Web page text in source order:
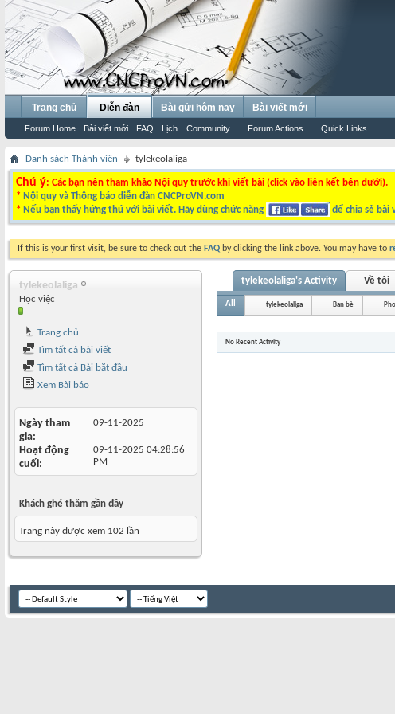
Trang chủ Diễn đàn
Forum Home Bài viết mới FAQ Lịch Community Forum Actions Quick Links
Bài gửi hôm nay Bài viết mới
Danh sách Thành viên tylekeolaliga
Chú ý: Các bạn nên tham khảo Nội quy trước khi viết bài (click vào liên kết bên dưới).
* Nội quy và Thông báo diễn đàn CNCProVN.com
* Nếu bạn thấy hứng thú với bài viết. Hãy dùng chức năng để chia sẻ bài
If this is your first visit, be sure to check out the FAQ by clicking the link above. You may have to
tylekeolaliga
Học việc
Trang chủ
Tìm tất cả bài viết
Tìm tất cả Bài bắt đầu
Xem Bài báo
Ngày tham
gia
09-11-2025
Hoạt động
cuối
09-11-2025 04:28:56
PM
Khách ghé thăm gần đây
Trang này được xem 102 lần
tylekeolaliga's Activity Về tôi
All tylekeolaliga Bạn bè
No Recent Activity